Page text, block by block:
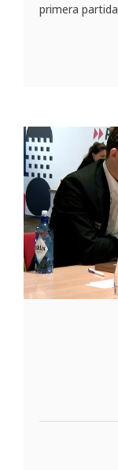
primera